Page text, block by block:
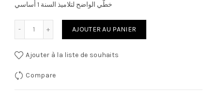
خطّي الواضح لتلاميذ السنة 1 أساسي
AJOUTER AU PANIER
Ajouter à la liste de souhaits
Compare